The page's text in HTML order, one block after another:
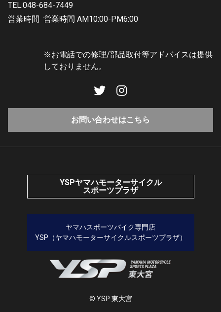
TEL.048-684-7449
営業時間 営業時間 AM10:00-PM6:00
※お電話での修理/部品取付等アドバイスは提供
しておりません。
お問い合わせはこちら
YSPヤマハモーターサイクル
スポーツプラザ
ヤマハスポーツバイク専門店
YSP（ヤマハモーターサイクルスポーツプラザ）
© YSP 東大宮